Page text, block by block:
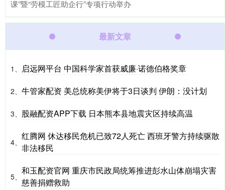
课”暨“劳模工匠助企行”专项行动举办
最新文章
1、 启远网平台 中国科学家首获威廉·诺德伯格奖章
2、 牛管家配资 美总统称美伊将于3日谈判 伊朗：没计划
3、 股融配资APP下载 日本熊本县地震灾区持续高温
4、
红腾网 休达移民危机已致72人死亡 西班牙警方持续驱散
非法移民
5、
和玉配资官网 重庆市民政局统筹推进彭水山体崩塌灾害
慈善捐赠救助